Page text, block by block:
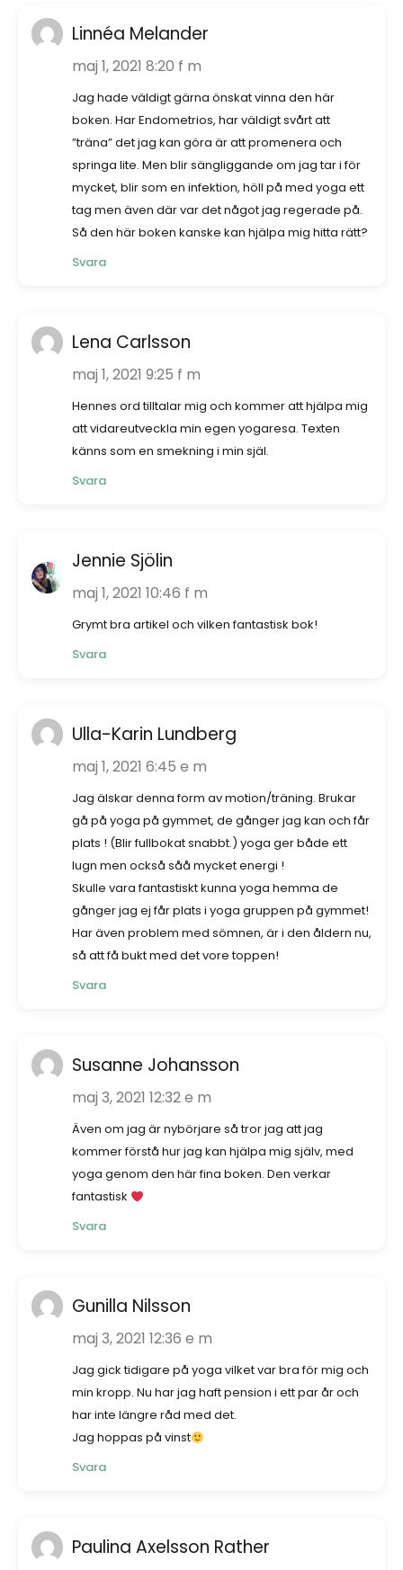
Linnéa Melander
maj 1, 2021 8:20 f m
Jag hade väldigt gärna önskat vinna den här
boken. Har Endometrios, har väldigt svårt att
”träna” det jag kan göra är att promenera och
springa lite. Men blir sängliggande om jag tar i för
mycket, blir som en infektion, höll på med yoga ett
tag men även där var det något jag regerade på.
Så den här boken kanske kan hjälpa mig hitta rätt?
Svara
Lena Carlsson
maj 1, 2021 9:25 f m
Hennes ord tilltalar mig och kommer att hjälpa mig
att vidareutveckla min egen yogaresa. Texten
känns som en smekning i min själ.
Svara
Jennie Sjölin
maj 1, 2021 10:46 f m
Grymt bra artikel och vilken fantastisk bok!
Svara
Ulla-Karin Lundberg
maj 1, 2021 6:45 e m
Jag älskar denna form av motion/träning. Brukar
gå på yoga på gymmet, de gånger jag kan och får
plats ! (Blir fullbokat snabbt.) yoga ger både ett
lugn men också såå mycket energi !
Skulle vara fantastiskt kunna yoga hemma de
gånger jag ej får plats i yoga gruppen på gymmet!
Har även problem med sömnen, är i den åldern nu,
så att få bukt med det vore toppen!
Svara
Susanne Johansson
maj 3, 2021 12:32 e m
Även om jag är nybörjare så tror jag att jag
kommer förstå hur jag kan hjälpa mig själv, med
yoga genom den här fina boken. Den verkar
fantastisk
Svara
Gunilla Nilsson
maj 3, 2021 12:36 e m
Jag gick tidigare på yoga vilket var bra för mig och
min kropp. Nu har jag haft pension i ett par år och
har inte längre råd med det.
Jag hoppas på vinst
Svara
Paulina Axelsson Rather